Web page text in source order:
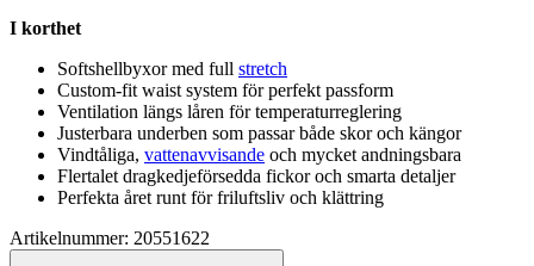
I korthet
Softshellbyxor med full stretch
Custom-fit waist system förperfekt passform
Ventilation längs låren för temperaturreglering
Justerbara underben som passar både skor och kängor
Vindtåliga, vattenavvisande och mycket andningsbara
Flertalet dragkedjeförsedda fickor och smarta detaljer
Perfekta året runt för friluftsliv och klättring
Artikelnummer: 20551622